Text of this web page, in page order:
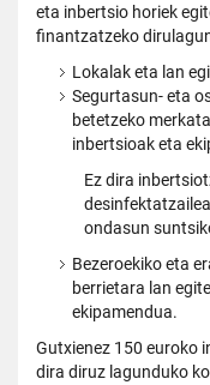
eta inbertsio horiek
finantzatzeko
Lokalak eta lan
Segurtasun- eta
betetzeko
inbertsioak eta
Ez dira
ondasun
Bezeroekiko eta
berrietara lan
ekipamendua.
Gutxienez 150 euroko
dira diruz lagunduko